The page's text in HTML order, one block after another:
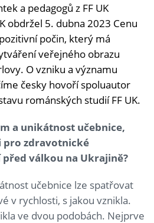
a pedagogů z FF UK
obdržel 5. dubna 2023 Cenu
počin, který má
veřejného obrazu
O vzniku a významu
česky hovoří spoluautor
románských studií FF UK.
a unikátnost učebnice,
zdravotnické
válkou na Ukrajině?
učebnice lze spatřovat
v rychlosti, s jakou vznikla.
ve dvou podobách. Nejprve